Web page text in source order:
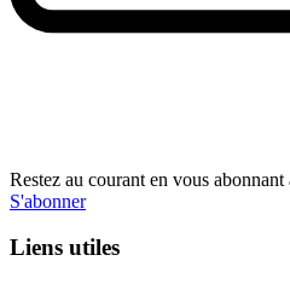
Restez au courant en vous
S'abonner
Liens utiles